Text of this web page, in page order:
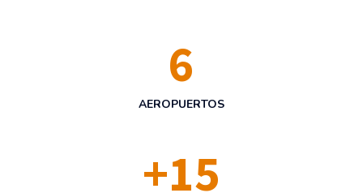
6
AEROPUERTOS
+15